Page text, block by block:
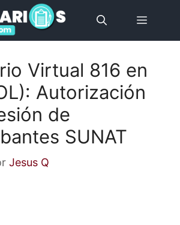
Menú
Virtual 816 en
Autorización
de
SUNAT
Jesus Q